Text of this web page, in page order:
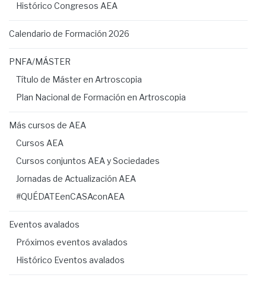
Histórico Congresos AEA
Calendario de Formación 2026
PNFA/MÁSTER
Título de Máster en Artroscopia
Plan Nacional de Formación en Artroscopia
Más cursos de AEA
Cursos AEA
Cursos conjuntos AEA y Sociedades
Jornadas de Actualización AEA
#QUÉDATEenCASAconAEA
Eventos avalados
Próximos eventos avalados
Histórico Eventos avalados